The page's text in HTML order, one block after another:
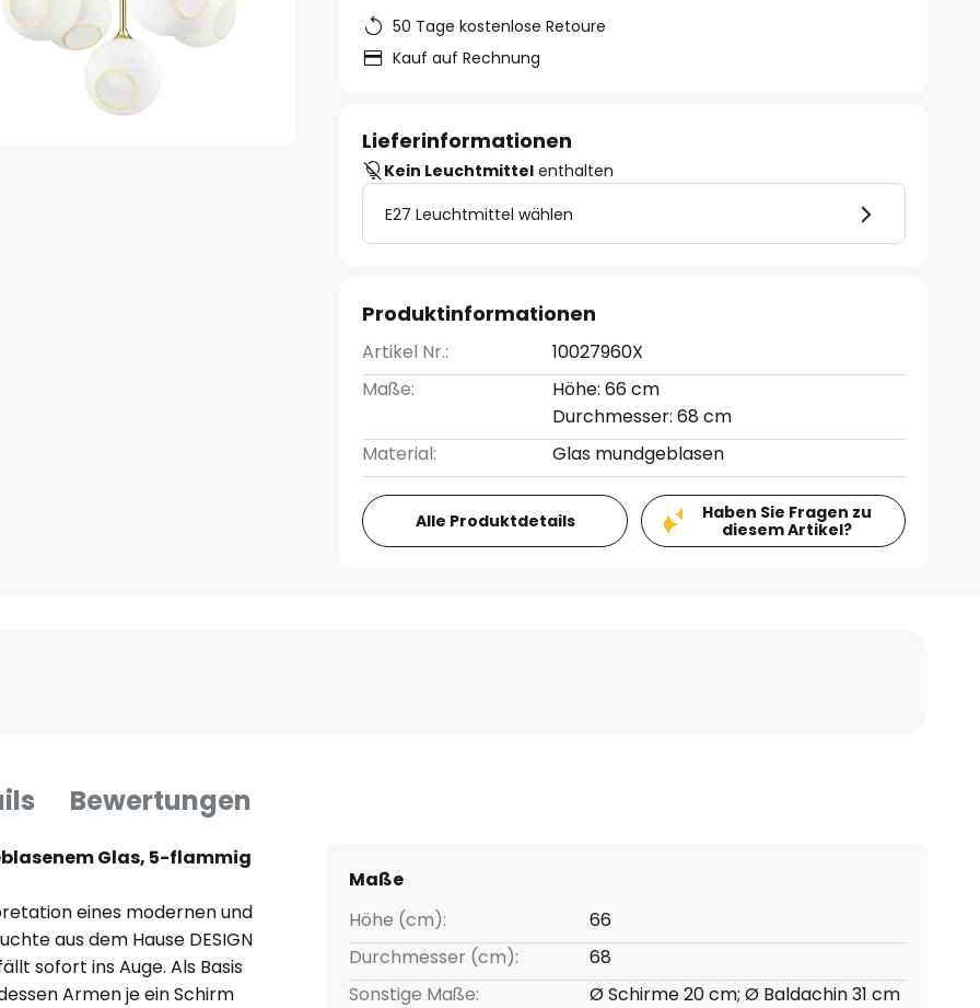
50 Tage kostenlose Retoure
Kauf auf Rechnung
Lieferinformationen
Kein Leuchtmittel enthalten
E27 Leuchtmittel wählen
Produktinformationen
Artikel Nr.:
10027960X
Maße:
Höhe: 66 cm
Durchmesser: 68 cm
Material:
Glas mundgeblasen
Alle Produktdetails
Haben Sie Fragen zu
diesem Artikel?
Bewertungen
Glas, 5-flammig
eines modernen und
aus dem Hause DESIGN
sofort ins Auge. Als Basis
Armen je ein Schirm
Maße
Höhe (cm):
66
Durchmesser (cm):
68
Sonstige Maße:
Ø Schirme 20 cm; Ø Baldachin 31 cm